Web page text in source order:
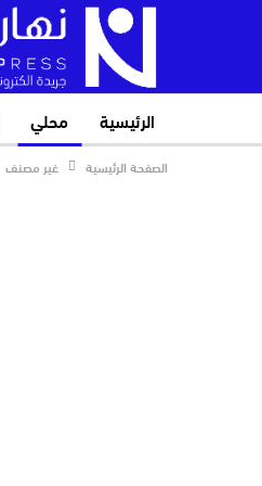
الرئيسية محلي
الصفحة الرئيسية غير مصنف